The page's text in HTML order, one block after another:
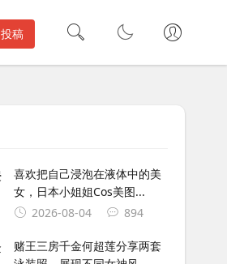
投稿
喜欢把自己浸泡在液体中的美
女，日本小姐姐Cos美图...
2026-08-04
894
赌王三房千金何超莲分享两套